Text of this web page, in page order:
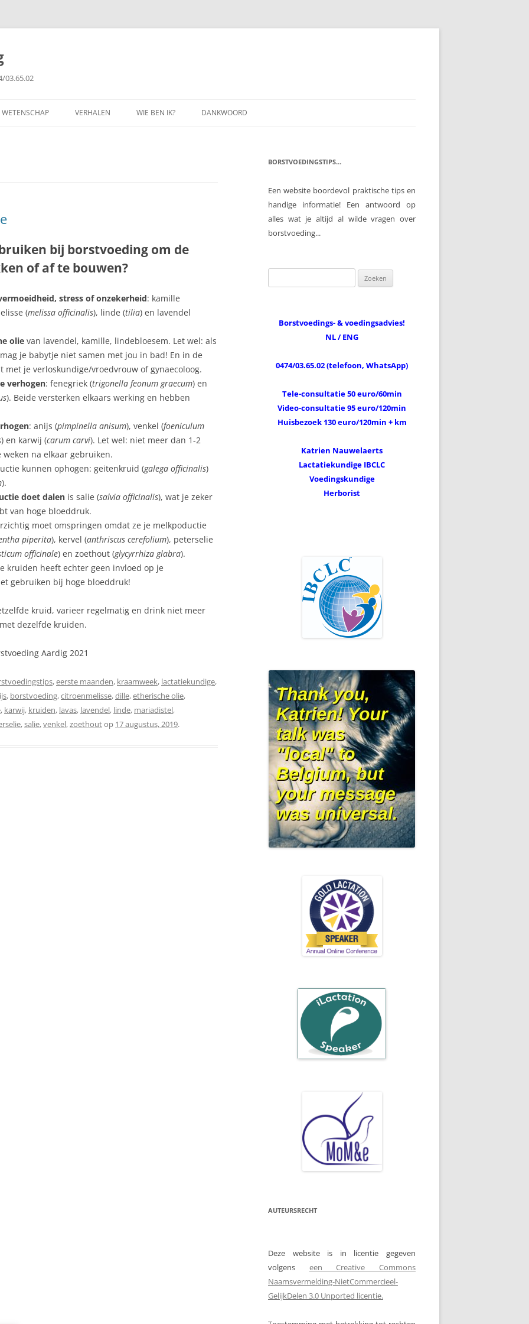
03.65.02
WETENSCHAP VERHALEN WIE BEN IK? DANKWOORD
bij borstvoeding om de
of af te bouwen?
stress of onzekerheid: kamille
(melissa officinalis), linde (tilia) en lavendel
olie van lavendel, kamille, lindebloesem. Let wel: als
je babytje niet samen met jou in bad! En in de
je verloskundige/vroedvrouw of gynaecoloog.
verhogen: fenegriek (trigonella feonum graecum) en
). Beide versterken elkaars werking en hebben
: anijs (pimpinella anisum), venkel (foeniculum
) en karwij (carum carvi). Let wel: niet meer dan 1-2
na elkaar gebruiken.
kunnen ophogen: geitenkruid (galega officinalis)
).
doet dalen is salie (salvia officinalis), wat je zeker
van hoge bloeddruk.
moet omspringen omdat ze je melkpoductie
piperita), kervel (anthriscus cerefolium), peterselie
officinale) en zoethout (glycyrrhiza glabra).
kruiden heeft echter geen invloed op je
gebruiken bij hoge bloeddruk!
kruid, varieer regelmatig en drink niet meer
dezelfde kruiden.
Aardig 2021
,eerste maanden, kraamweek, lactatiekundige,
, borstvoeding,citroenmelisse,dille,etherische olie,
, karwij, kruiden, lavas, lavendel, linde, mariadistel,
,salie,venkel,zoethoutop 17 augustus, 2019.
BORSTVOEDINGSTIPS…
Een website boordevol praktische tips en
handige informatie! Een antwoord op
alles wat je altijd al wilde vragen over
borstvoeding...
naar:
Borstvoedings- & voedingsadvies!
NL / ENG
0474/03.65.02 (telefoon, WhatsApp)
Tele-consultatie 50 euro/60min
Video-consultatie 95 euro/120min
Huisbezoek 130 euro/120min + km
Katrien Nauwelaerts
Lactatiekundige IBCLC
Voedingskundige
Herborist
AUTEURSRECHT
Deze website is in licentie gegeven
volgens een Creative Commons
Naamsvermelding-NietCommercieel-
GelijkDelen 3.0 Unported licentie.